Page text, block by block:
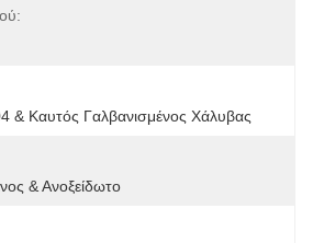
& Καυτός Γαλβανισμένος Χάλυβας
& Ανοξείδωτο